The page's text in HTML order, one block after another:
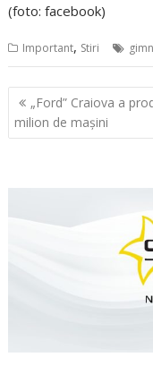
(foto: facebook)
Important, Stiri
Navigare
în
articole
„Ford” Craiova a
milion de mașini